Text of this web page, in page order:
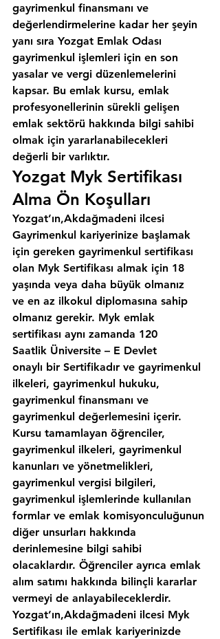
gayrimenkul finansmanı ve
değerlendirmelerine kadar her şeyin
yanı sıra Yozgat Emlak Odası
gayrimenkul işlemleri için en son
yasalar ve vergi düzenlemelerini
kapsar. Bu emlak kursu, emlak
profesyonellerinin sürekli gelişen
emlak sektörü hakkında bilgi sahibi
olmak için yararlanabilecekleri
değerli bir varlıktır.
Yozgat Myk Sertifikası
Alma Ön Koşulları
Yozgat’ın,Akdağmadeni ilcesi
Gayrimenkul kariyerinize başlamak
için gereken gayrimenkul sertifikası
olan Myk Sertifikası almak için 18
yaşında veya daha büyük olmanız
ve en az ilkokul diplomasına sahip
olmanız gerekir. Myk emlak
sertifikası aynı zamanda 120
Saatlik Üniversite – E Devlet
onaylı bir Sertifikadır ve gayrimenkul
ilkeleri, gayrimenkul hukuku,
gayrimenkul finansmanı ve
gayrimenkul değerlemesini içerir.
Kursu tamamlayan öğrenciler,
gayrimenkul ilkeleri, gayrimenkul
kanunları ve yönetmelikleri,
gayrimenkul vergisi bilgileri,
gayrimenkul işlemlerinde kullanılan
formlar ve emlak komisyonculuğunun
diğer unsurları hakkında
derinlemesine bilgi sahibi
olacaklardır. Öğrenciler ayrıca emlak
alım satımı hakkında bilinçli kararlar
vermeyi de anlayabileceklerdir.
Yozgat’ın,Akdağmadeni ilcesi Myk
Sertifikası ile emlak kariyerinizde